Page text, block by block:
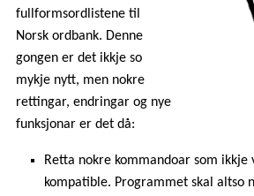
fullformsordlistene til
Norsk ordbank. Denne
gongen er det ikkje so
mykje nytt, men nokre
rettingar, endringar og nye
funksjonar er det då:
Retta nokre kommandoar som ikkje
kompatible. Programmet skal altso